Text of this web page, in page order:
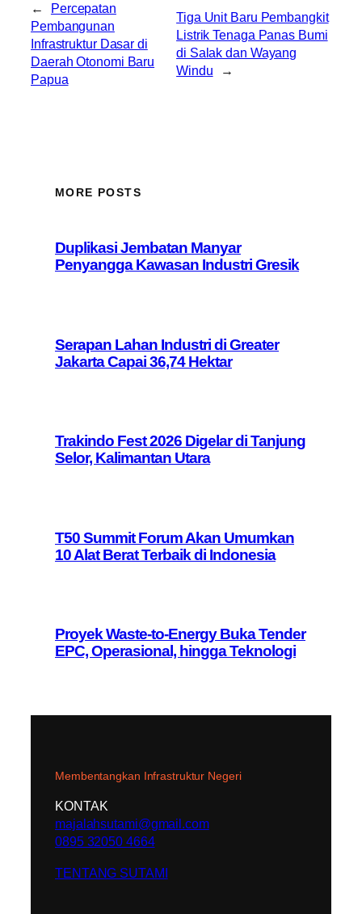
←
Percepatan
Pembangunan
Infrastruktur Dasar di
Daerah Otonomi Baru
Papua
Tiga Unit Baru Pembangkit
Listrik Tenaga Panas Bumi
di Salak dan Wayang
Windu
→
MORE POSTS
Duplikasi Jembatan Manyar
Penyangga Kawasan Industri Gresik
Serapan Lahan Industri di Greater
Jakarta Capai 36,74 Hektar
Trakindo Fest 2026 Digelar di Tanjung
Selor, Kalimantan Utara
T50 Summit Forum Akan Umumkan
10 Alat Berat Terbaik di Indonesia
Proyek Waste-to-Energy Buka Tender
EPC, Operasional, hingga Teknologi
Membentangkan Infrastruktur Negeri
KONTAK
majalahsutami@gmail.com
0895 32050 4664
TENTANG SUTAMI